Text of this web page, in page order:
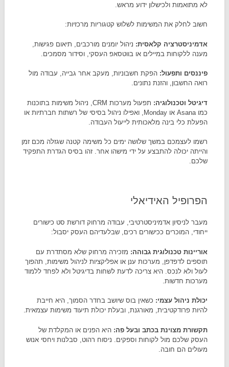
לא מתואמות ולכישלון ידוע מראש.
חשוב לחלק את המשימות לשלוש קטגוריות מרכזיות:
אדמיניסטרציה קלאסית: ניהול יומנים מורכבים, תיאום פגישות,
מענה ללקוחות במיילים או בווטסאפ העסקי, וסידור מסמכים.
פיננסים ותפעול: הפקת חשבוניות, מעקב אחר גבייה, עבודה מול
רואה החשבון, והזנת נתונים.
דיגיטל וטכנולוגיה:
תפעול מערכות CRM, ניהול משימות בתוכנות
כמו Asana או Monday, ואפילו ניהול בסיסי של רשתות חברתיות או
הפעלת כלי בינה מלאכותית לייעול העבודה.
רשמו לעצמכם במשך שלושה ימים כל משימה קטנה שגזלה מכם זמן
והייתה יכולה להתבצע על ידי מישהו אחר. זהו בסיס הגדרת התפקיד
שלכם.
הפרופיל האידיאלי
מעבר לניסיון אדמיניסטרטיבי, עבודה מרחוק דורשת סט כישורים
ייחודי, המוכרים ככישורים רכים, שבלעדיהם העסק יסבול:
אוריינות טכנולוגית גבוהה: מזכירה מרחוק שלא מסתדרת עם
תוספים לדפדפן, מערכות ענן או אפליקציות לניהול משימות, תהפוך
לעול ולא לנכס. היא צריכה לדעת לשחות בדיגיטל ולא לפחד ללמוד
מערכות חדשות.
יכולת ניהול עצמי: כשאין בוס שיושב בחדר הסמוך, היא חייבת
להיות פרודקטיבית, מאורגנת, ובעלת יכולת תיעוד משימות עצמאית.
תקשורת מצוינת בכתב ובעל פה: היא הפנים או המקלדת של
העסק שלכם מול לקוחות וספקים. ניסוח רהוט, סבלנות ויחסי אנוש
מעולים הם חובה.